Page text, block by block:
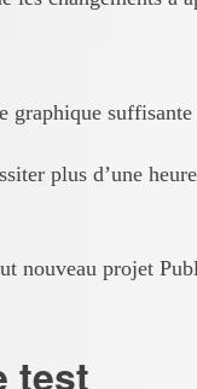
plus d’une
nouveau projet
test